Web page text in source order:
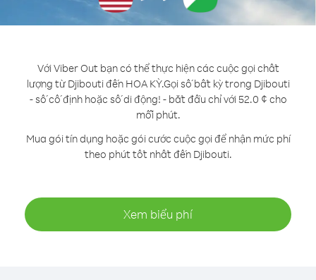
Với Viber Out bạn có thể thực hiện các cuộc gọi chất
lượng từ Djibouti đến HOA KỲ.Gọi số bất kỳ trong Djibouti
- số cố định hoặc số di động! - bắt đầu chỉ với 52.0 ¢ cho
mỗi phút.
Mua gói tín dụng hoặc gói cước cuộc gọi để nhận mức phí
theo phút tốt nhất đến Djibouti.
Xem biểu phí